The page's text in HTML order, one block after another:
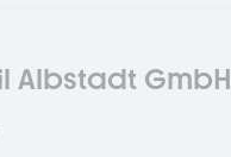
Albstadt GmbH